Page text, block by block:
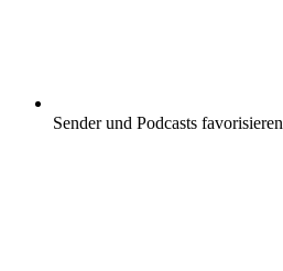
Sender und Podcasts favorisieren